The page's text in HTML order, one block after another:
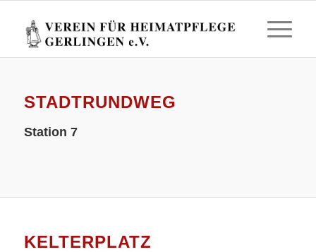
STADTRUNDWEG
Station 7
KELTERPLATZ